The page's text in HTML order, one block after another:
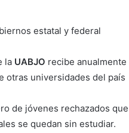
estatal y federal
la UABJO recibe anualmente
otras universidades del país
de jóvenes rechazados que
se quedan sin estudiar.